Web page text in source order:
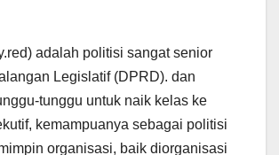
adalah politisi sangat senior
Legislatif (DPRD). dan
tunggu untuk naik kelas ke
kemampuanya sebagai politisi
organisasi, baik diorganisasi